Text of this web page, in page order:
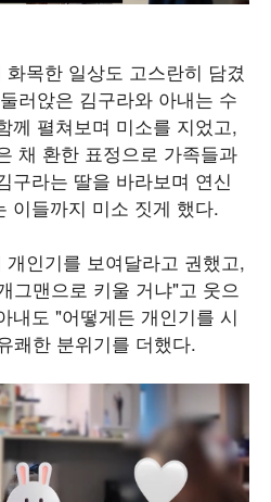
목한 일상도 고스란히 담겼
러앉은 김구라와 아내는 수
께 펼쳐보며 미소를 지었고,
채 환한 표정으로 가족들과
구라는 딸을 바라보며 연신
이들까지 미소 짓게 했다.
인기를 보여달라고 권했고,
그맨으로 키울 거냐"고 웃으
내도 "어떻게든 개인기를 시
쾌한 분위기를 더했다.